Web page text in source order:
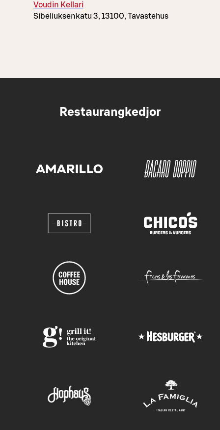
Voudin Kellari
Sibeliuksenkatu 3, 13100, Tavastehus
Restaurangkedjor